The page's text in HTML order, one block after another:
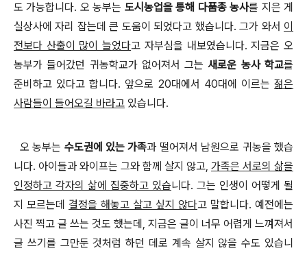
도 가능합니다. 오 농부는 도시농업을 통해 다품종 농사를 지은 게
실상사에 자리 잡는데 큰 도움이 되었다고 했습니다.그가 와서 이
전보다 산출이 많이 늘었다고 자부심을 내보였습니다.지금은 오
농부가 들어갔던 귀농학교가 없어져서 그는새로운 농사 학교를
준비하고 있다고 합니다.앞으로 20대에서 40대에 이르는젊은
사람들이 들어오길 바라고 있습니다.
오 농부는 수도권에 있는 가족과 떨어져서 남원으로 귀농을 했습
니다. 아이들과 와이프는 그와 함께 살지 않고, 가족은 서로의 삶을
인정하고 각자의 삶에 집중하고 있습니다. 그는 인생이 어떻게 될
지 모르는데 결정을 해놓고 살고 싶지 않다고 말합니다. 예전에는
사진 찍고 글 쓰는 것도 했는데, 지금은 글이 너무 어렵게 느껴져서
글 쓰기를 그만둔 것처럼 하던 데로 계속 살지 않을 수도 있습니